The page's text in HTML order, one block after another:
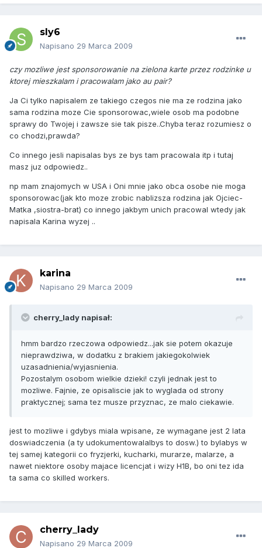
sly6
Napisano 29 Marca 2009
czy mozliwe jest sponsorowanie na zielona karte przez rodzinke u
ktorej mieszkalam i pracowalam jako au pair?
Ja Ci tylko napisalem ze takiego czegos nie ma ze rodzina jako
sama rodzina moze Cie sponsorowac,wiele osob ma podobne
sprawy do Twojej i zawsze sie tak pisze..Chyba teraz rozumiesz o
co chodzi,prawda?
Co innego jesli napisalas bys ze bys tam pracowala itp i tutaj
masz juz odpowiedz..
np mam znajomych w USA i Oni mnie jako obca osobe nie moga
sponsorowac(jak kto moze zrobic nablizsza rodzina jak Ojciec-
Matka ,siostra-brat) co innego jakbym unich pracowal wtedy jak
napisala Karina wyzej ..
karina
Napisano 29 Marca 2009
cherry_lady napisał:
hmm bardzo rzeczowa odpowiedz...jak sie potem okazuje
nieprawdziwa, w dodatku z brakiem jakiegokolwiek
uzasadnienia/wyjasnienia.
Pozostalym osobom wielkie dzieki! czyli jednak jest to
mozliwe. Fajnie, ze opisaliscie jak to wyglada od strony
praktycznej; sama tez musze przyznac, ze malo ciekawie.
jest to mozliwe i gdybys miala wpisane, ze wymagane jest 2 lata
doswiadczenia (a ty udokumentowalalbys to dosw.) to bylabys w
tej samej kategorii co fryzjerki, kucharki, murarze, malarze, a
nawet niektore osoby majace licencjat i wizy H1B, bo oni tez ida
ta sama co skilled workers.
cherry_lady
Napisano 29 Marca 2009